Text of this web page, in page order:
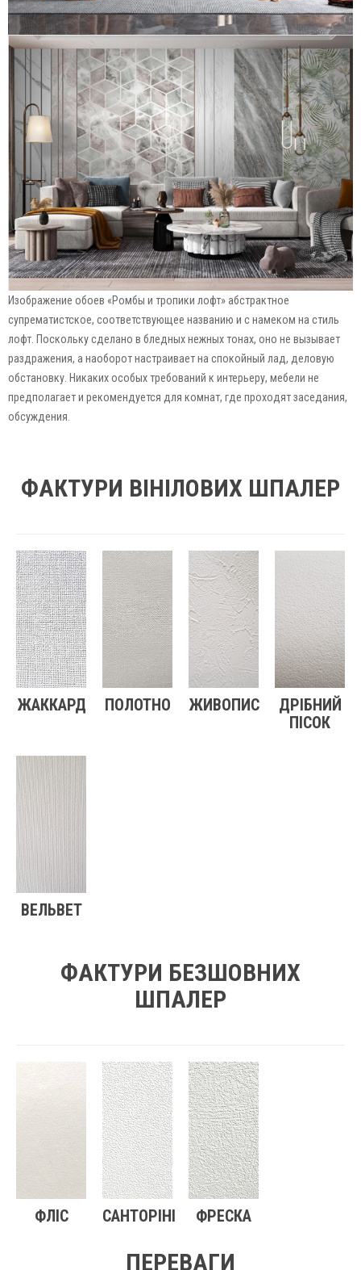
Изображение обоев «Ромбы и тропики лофт» абстрактное
супрематистское, соответствующее названию и с намеком на стиль
лофт. Поскольку сделано в бледных нежных тонах, оно не вызывает
раздражения, а наоборот настраивает на спокойный лад, деловую
обстановку. Никаких особых требований к интерьеру, мебели не
предполагает и рекомендуется для комнат, где проходят заседания,
обсуждения.
ФАКТУРИ ВІНІЛОВИХ ШПАЛЕР
ЖАККАРД ПОЛОТНО ЖИВОПИС
ДРІБНИЙ
ПІСОК
ВЕЛЬВЕТ
ФАКТУРИ БЕЗШОВНИХ
ШПАЛЕР
ФЛІС САНТОРІНІ ФРЕСКА
ПЕРЕВАГИ